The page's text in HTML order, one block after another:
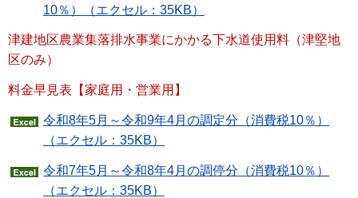
10％）（エクセル：35KB）
津建地区農業集落排水事業にかかる下水道使用料（津堅地
区のみ）
料金早見表【家庭用・営業用】
令和8年5月～令和9年4月の調定分（消費税10％）
（エクセル：35KB）
令和7年5月～令和8年4月の調停分（消費税10％）
（エクセル：35KB）